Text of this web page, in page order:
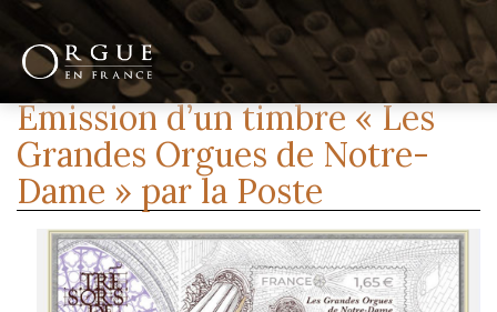
Emission d’un timbre « Les
Grandes Orgues de Notre-
Dame » par la Poste